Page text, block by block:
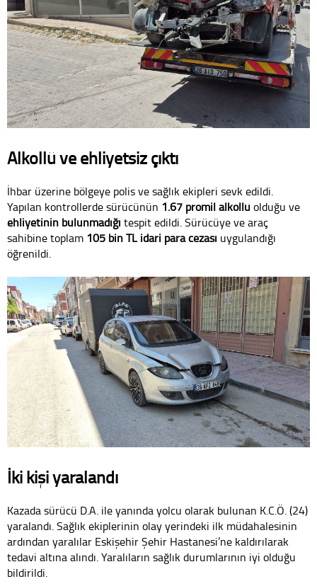
Alkollü ve ehliyetsiz çıktı
İhbar üzerine bölgeye polis ve sağlık ekipleri sevk edildi.
Yapılan kontrollerde sürücünün 1.67 promil alkollü olduğu ve
ehliyetinin bulunmadığı tespit edildi. Sürücüye ve araç
sahibine toplam 105 bin TL idari para cezası uygulandığı
öğrenildi.
İki kişi yaralandı
Kazada sürücü D.A. ile yanında yolcu olarak bulunan K.C.Ö. (24)
yaralandı. Sağlık ekiplerinin olay yerindeki ilk müdahalesinin
ardından yaralılar Eskişehir Şehir Hastanesi’ne kaldırılarak
tedavi altına alındı. Yaralıların sağlık durumlarının iyi olduğu
bildirildi.